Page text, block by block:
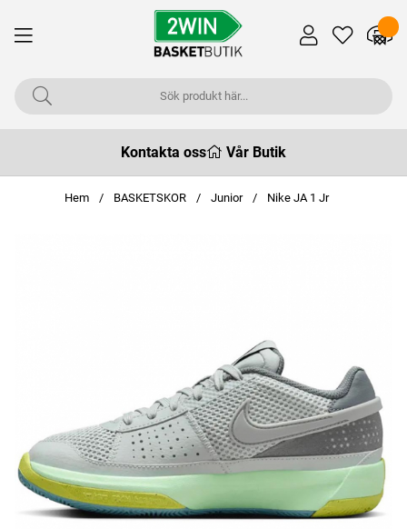
Kontakta oss Vår Butik
Hem BASKETSKOR Junior Nike JA 1 Jr